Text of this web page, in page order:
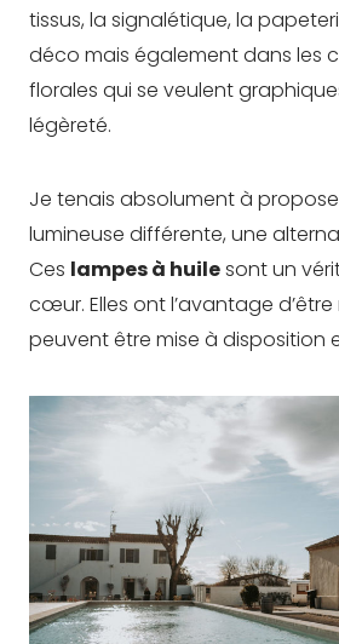
tissus, la signalétique, la
déco mais également dans les
florales qui se veulent
légèreté.
Je tenais absolument à
lumineuse différente, une
Ces lampes à huilesont un
cœur. Elles ont l’avantage
peuvent être mise à disposition